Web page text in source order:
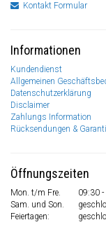
Kontakt Formular
Informationen
Kundendienst
Allgemeinen
Datenschutzerklärung
Disclaimer
Zahlungs Information
Rücksendungen &
Öffnungszeiten
Mon. t/m Fre.
09:30
Sam. und Son.
Feiertagen: